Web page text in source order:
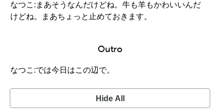
なつこ:まあそうなんだけどね。牛も羊もかわいいんだ
けどね。まあちょっと止めておきます。
Outro
なつこ:では今日はこの辺で。
Hide All